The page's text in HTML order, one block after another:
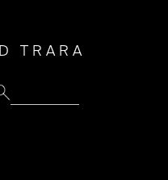
TRARA